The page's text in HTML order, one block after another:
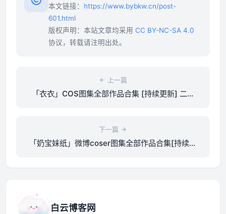
本文链接： https://www.bybkw.cn/post-
601.html
版权声明：本站文章均采用 CC BY-NC-SA 4.0
协议，转载请注明出处。
上一篇
「衣衣」COS图集全部作品合集 [持续更新] 二次
下一篇
「奶宝妹纸」微博coser图集全部作品合集[持续更
白云博客网